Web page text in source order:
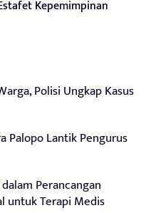
Kepemimpinan
Polisi Ungkap Kasus
Palopo Lantik Pengurus
Perancangan
untuk Terapi Medis